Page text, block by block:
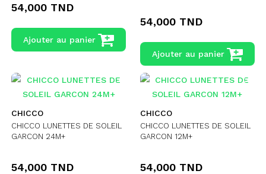
54,000 TND
Ajouter au panier
54,000 TND
Ajouter au panier
CHICCO
CHICCO LUNETTES DE SOLEIL
GARCON 24M+
54,000 TND
CHICCO
CHICCO LUNETTES DE SOLEIL
GARCON 12M+
54,000 TND